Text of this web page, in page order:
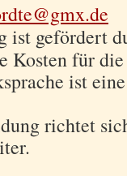
ist gefördert
Kosten für
ist
richtet